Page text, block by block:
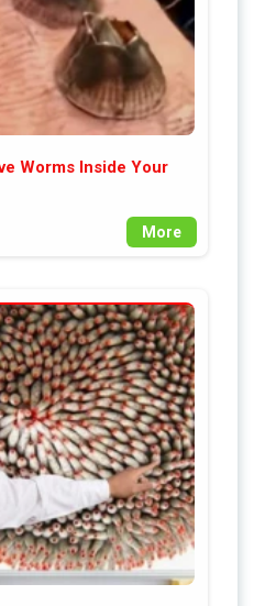
Worms Inside Your
More